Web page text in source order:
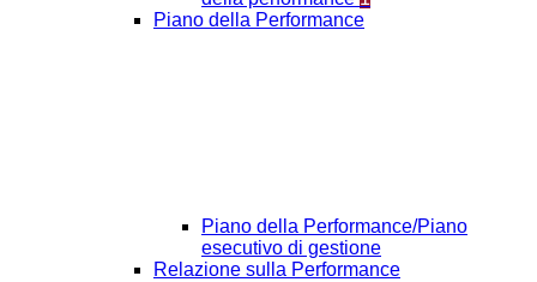
Piano della Performance
Piano della Performance/Piano
esecutivo di gestione
Relazione sulla Performance